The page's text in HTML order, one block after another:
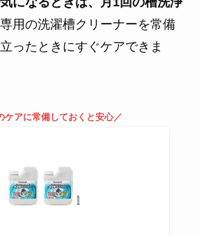
用の洗濯槽クリーナーを常備
ったときにすぐケアできま
ケアに常備しておくと安心／